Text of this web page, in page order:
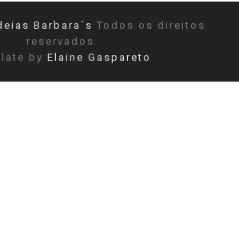
Barbara´s Todos os direitos
reservados
by Elaine Gaspareto